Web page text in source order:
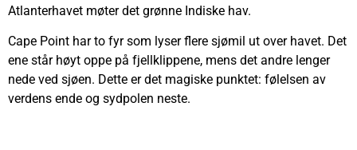
Atlanterhavet møter det grønne Indiske hav.
Cape Point har to fyr som lyser flere sjømil ut over havet. Det
ene står høyt oppe på fjellklippene, mens det andre lenger
nede ved sjøen. Dette er det magiske punktet: følelsen av
verdens ende og sydpolen neste.